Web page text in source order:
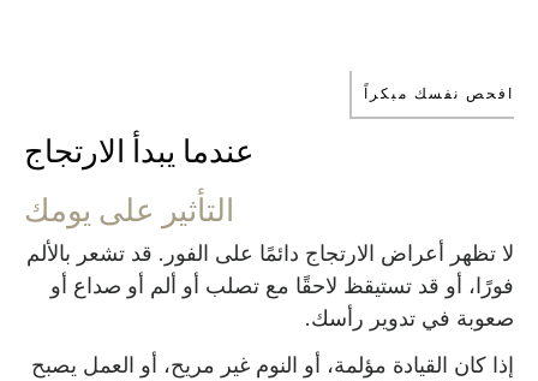
افحص نفسك مبكراً
عندما يبدأ الارتجاج
التأثير على يومك
لا تظهر أعراض الارتجاج دائمًا على الفور. قد تشعر بالألم
فورًا، أو قد تستيقظ لاحقًا مع تصلب أو ألم أو صداع أو
صعوبة في تدوير رأسك.
إذا كان القيادة مؤلمة، أو النوم غير مريح، أو العمل يصبح